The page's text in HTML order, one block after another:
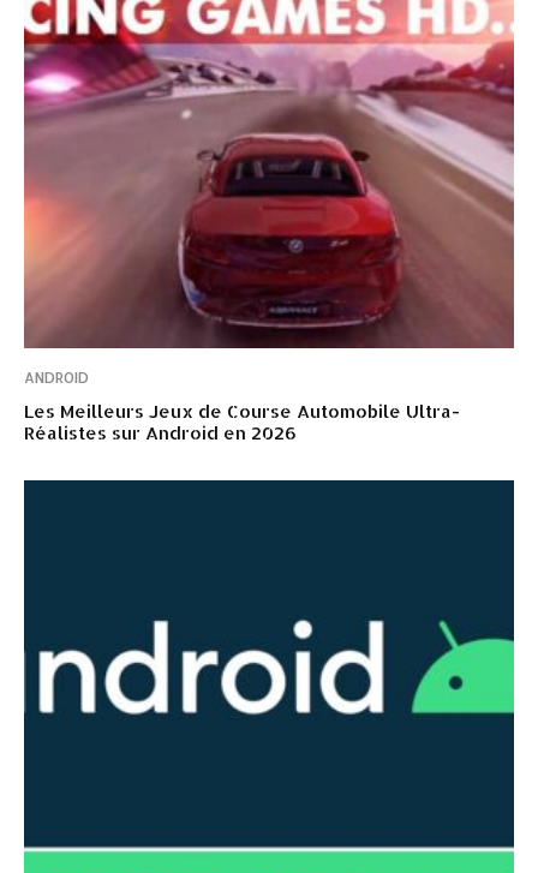
ANDROID
Les Meilleurs Jeux de Course Automobile Ultra-
Réalistes sur Android en 2026